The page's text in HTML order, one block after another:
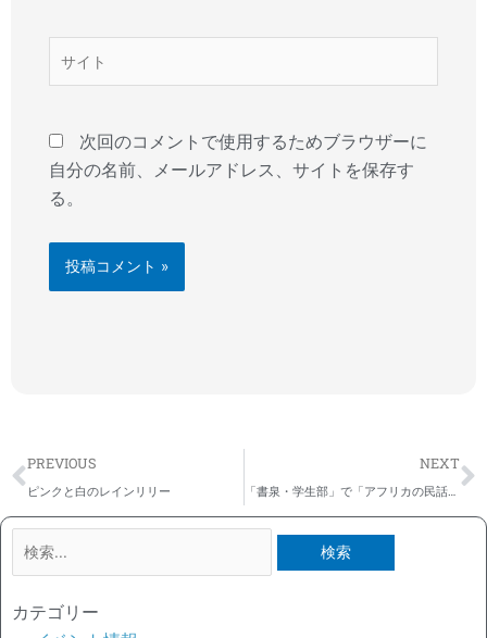
*
次回のコメントで使用するためブラウザーに
自分の名前、メールアドレス、サイトを保存す
る。
Prev
PREVIOUS
ピンクと白のレインリリー
NEXT
「書泉・学生部」で「アフリカの民話」の連載中です その62
検
象:
カテゴリー